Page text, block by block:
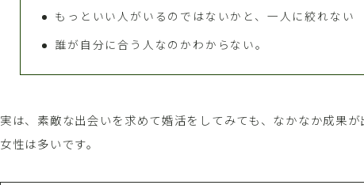
もっといい人がいるのではないかと、一人に絞れない
誰が自分に合う人なのかわからない。
実は、素敵な出会いを求めて婚活をしてみても、なかなか成果
女性は多いです。